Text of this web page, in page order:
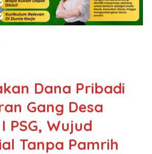
Dana Pribadi
Gang Desa
PSG, Wujud
Tanpa Pamrih